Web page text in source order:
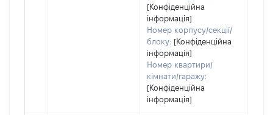
[Конфіденційна
інформація]
Номер корпусу/секції/
блоку: [Конфіденційна
інформація]
Номер квартири/
кімнати/гаражу:
[Конфіденційна
інформація]